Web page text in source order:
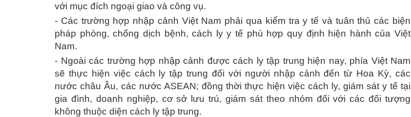
với mục đích ngoại giao và công vụ.
- Các trường hợp nhập cảnh Việt Nam phải qua kiểm tra y tế và tuân thủ các biện
pháp phòng, chống dịch bệnh, cách ly y tế phù hợp quy định hiện hành của Việt
Nam.
- Ngoài các trường hợp nhập cảnh được cách ly tập trung hiện nay, phía Việt Nam
sẽ thực hiện việc cách ly tập trung đối với người nhập cảnh đến từ Hoa Kỳ, các
nước châu Âu, các nước ASEAN; đồng thời thực hiện việc cách ly, giám sát y tế tại
gia đình, doanh nghiệp, cơ sở lưu trú, giám sát theo nhóm đối với các đối tượng
không thuộc diện cách ly tập trung.